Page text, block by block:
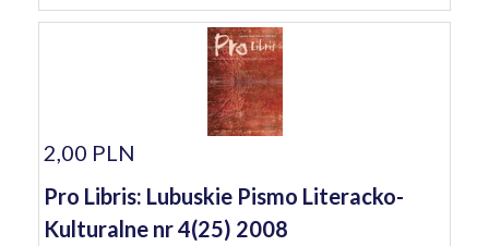
2,00 PLN
Pro Libris: Lubuskie Pismo Literacko-
Kulturalne nr 4(25) 2008